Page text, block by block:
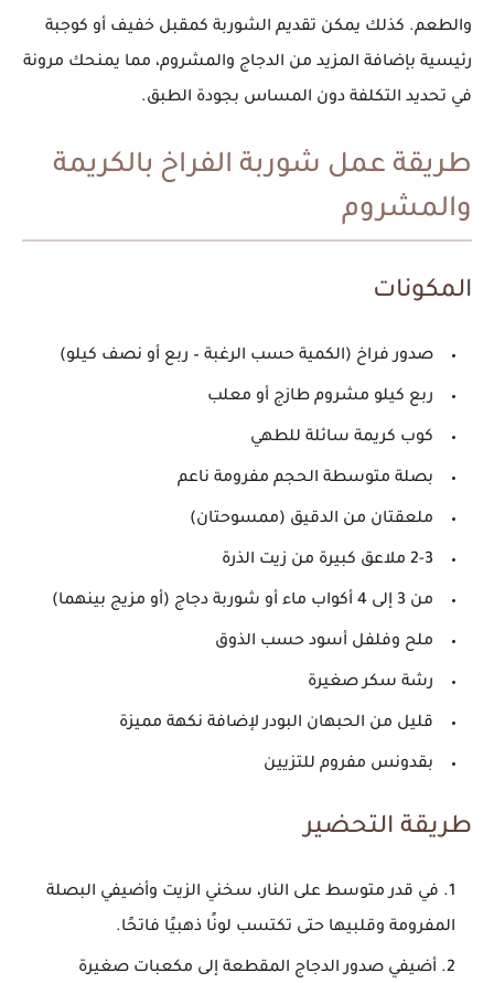
والطعم. كذلك يمكن تقديم الشوربة كمقبل خفيف أو كوجبة
رئيسية بإضافة المزيد من الدجاج والمشروم، مما يمنحك مرونة
في تحديد التكلفة دون المساس بجودة الطبق.
طريقة عمل شوربة الفراخ بالكريمة
والمشروم
المكونات
صدور فراخ (الكمية حسب الرغبة – ربع أو نصف كيلو)
ربع كيلو مشروم طازج أو معلب
كوب كريمة سائلة للطهي
بصلة متوسطة الحجم مفرومة ناعم
ملعقتان من الدقيق (ممسوحتان)
2-3 ملاعق كبيرة من زيت الذرة
من 3 إلى 4 أكواب ماء أو شوربة دجاج (أو مزيج بينهما)
ملح وفلفل أسود حسب الذوق
رشة سكر صغيرة
قليل من الحبهان البودر لإضافة نكهة مميزة
بقدونس مفروم للتزيين
طريقة التحضير
في قدر متوسط على النار، سخني الزيت وأضيفي البصلة
المفرومة وقلبيها حتى تكتسب لونًا ذهبيًا فاتحًا.
أضيفي صدور الدجاج المقطعة إلى مكعبات صغيرة